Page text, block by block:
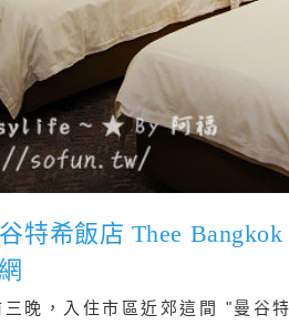
特希飯店 Thee
三晚，入住市區近郊這間 "曼